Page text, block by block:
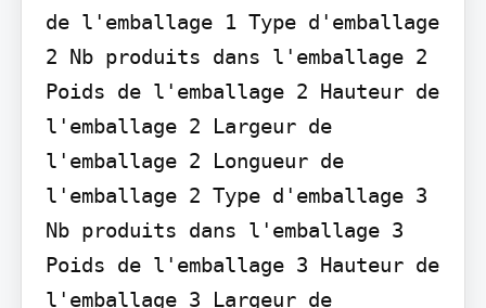
de l'emballage 1 Type d'emballage
2 Nb produits dans l'emballage 2
Poids de l'emballage 2 Hauteur de
l'emballage 2 Largeur de
l'emballage 2 Longueur de
l'emballage 2 Type d'emballage 3
Nb produits dans l'emballage 3
Poids de l'emballage 3 Hauteur de
l'emballage 3 Largeur de